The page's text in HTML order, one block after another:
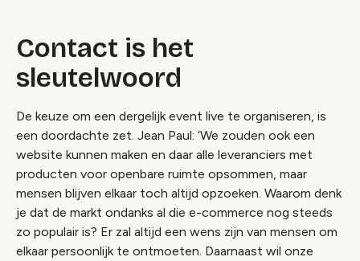
Contact is het
sleutelwoord
De keuze om een dergelijk event live te organiseren, is
een doordachte zet. Jean Paul: ‘We zouden ook een
website kunnen maken en daar alle leveranciers met
producten voor openbare ruimte opsommen, maar
mensen blijven elkaar toch altijd opzoeken. Waarom denk
je dat de markt ondanks al die e-commerce nog steeds
zo populair is? Er zal altijd een wens zijn van mensen om
elkaar persoonlijk te ontmoeten. Daarnaast wil onze